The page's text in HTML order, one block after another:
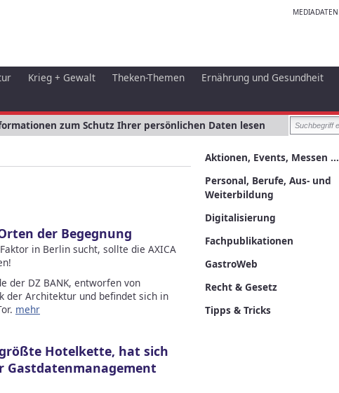
MEDIADATEN
Krieg + Gewalt Theken-Themen Ernährung und Gesundheit
zum Schutz Ihrer persönlichen Daten lesen
der Begegnung
in Berlin sucht, sollte die AXICA
der DZ BANK, entworfen von
der Architektur und befindet sich in
mehr
Hotelkette, hat sich
Aktionen, Events, Messen ...
Personal, Berufe, Aus- und
Weiterbildung
Digitalisierung
Fachpublikationen
GastroWeb
Recht & Gesetz
Tipps & Tricks